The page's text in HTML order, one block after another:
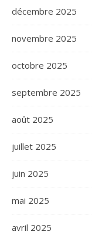
décembre 2025
novembre 2025
octobre 2025
septembre 2025
août 2025
juillet 2025
juin 2025
mai 2025
avril 2025